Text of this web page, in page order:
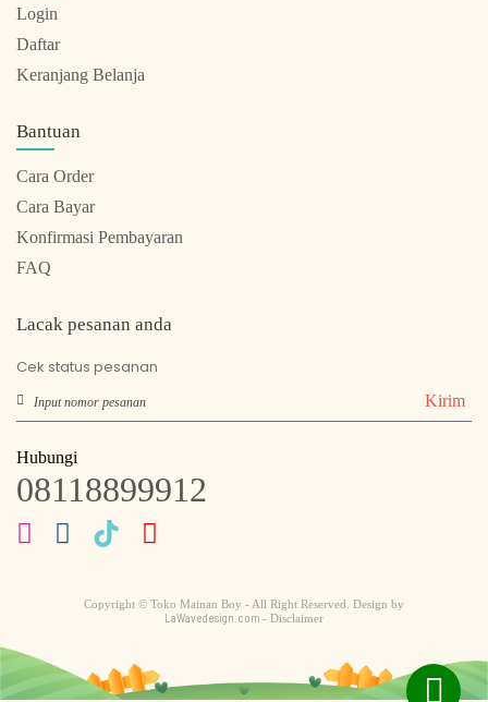
Login
Daftar
Keranjang Belanja
Bantuan
Cara Order
Cara Bayar
Konfirmasi Pembayaran
FAQ
Lacak pesanan anda
Cek status pesanan
Kirim
Hubungi
08118899912
Copyright © Toko Mainan Boy - All Right Reserved. Design by
LaWavedesign.com - Disclaimer